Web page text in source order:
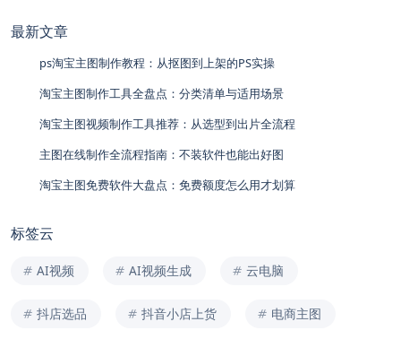
最新文章
ps淘宝主图制作教程：从抠图到上架的PS实操
淘宝主图制作工具全盘点：分类清单与适用场景
淘宝主图视频制作工具推荐：从选型到出片全流程
主图在线制作全流程指南：不装软件也能出好图
淘宝主图免费软件大盘点：免费额度怎么用才划算
标签云
AI视频 AI视频生成 云电脑
抖店选品 抖音小店上货 电商主图